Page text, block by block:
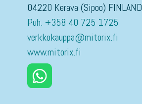
04220 Kerava (Sipoo) FINLAND
Puh. +358 40 725 1725
verkkokauppa@mitorix.fi
www.mitorix.fi